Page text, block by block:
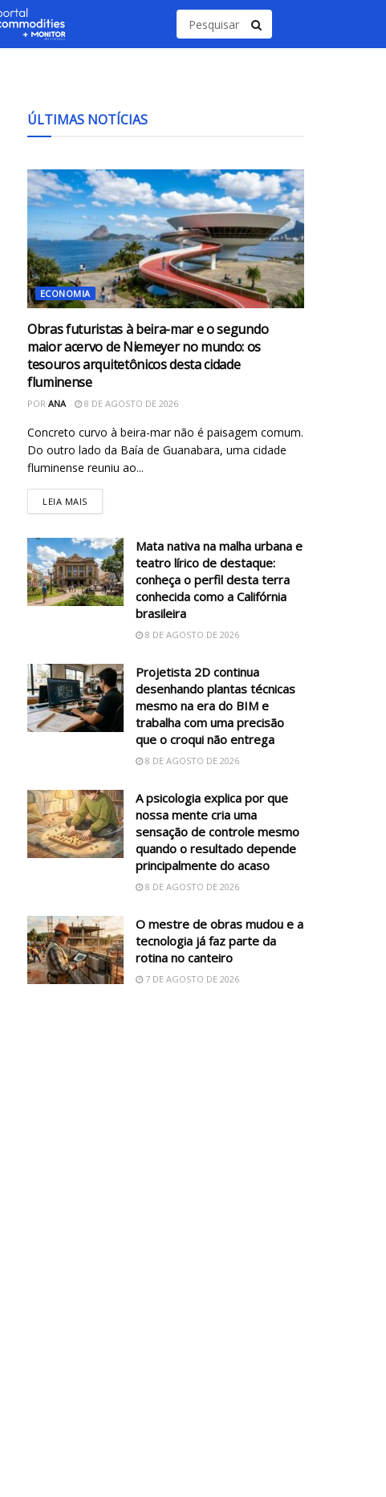
ÚLTIMAS NOTÍCIAS
ECONOMIA
Obras futuristas à beira-mar e o segundo
maior acervo de Niemeyer no mundo: os
tesouros arquitetônicos desta cidade
fluminense
POR ANA 8 DE AGOSTO DE 2026
Concreto curvo à beira-mar não é paisagem comum.
Do outro lado da Baía de Guanabara, uma cidade
fluminense reuniu ao...
LEIA MAIS
Mata nativa na malha urbana e
teatro lírico de destaque:
conheça o perfil desta terra
conhecida como a Califórnia
brasileira
8 DE AGOSTO DE 2026
Projetista 2D continua
desenhando plantas técnicas
mesmo na era do BIM e
trabalha com uma precisão
que o croqui não entrega
8 DE AGOSTO DE 2026
A psicologia explica por que
nossa mente cria uma
sensação de controle mesmo
quando o resultado depende
principalmente do acaso
8 DE AGOSTO DE 2026
O mestre de obras mudou e a
tecnologia já faz parte da
rotina no canteiro
7 DE AGOSTO DE 2026